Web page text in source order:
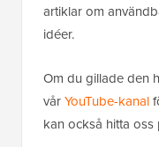
artiklar om
idéer.
Om du gillade den
vårYouTube-kanal
kan också hitta oss